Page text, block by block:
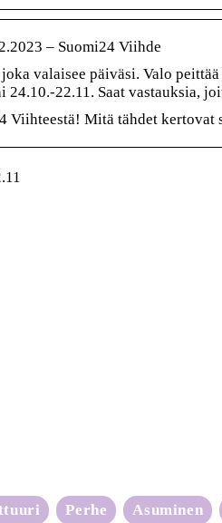
– Suomi24 Viihde
valaisee päiväsi. Valo
22.11. Saat vastauksia,
Viihteestä! Mitä tähdet kertovat
Perhe Asuminen